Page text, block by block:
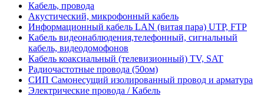
Кабель, провода
Акустический, микрофонный кабель
Информационный кабель LAN (витая пара) UTP, FTP
Кабель видеонаблюдения,телефонный, сигнальный
кабель, видеодомофонов
Кабель коаксиальный (телевизионный) TV, SAT
Радиочастотные провода (50ом)
СИП Самонесущий изолированный провод и арматура
Электрические провода / Кабель